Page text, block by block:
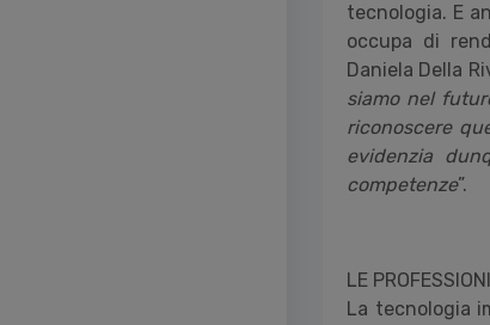
tecnologia. E
occupa di
Daniela Della
siamo nel
riconoscere
evidenzia
competenze”.
LE
La tecnologia